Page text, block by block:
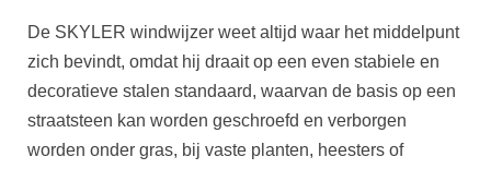
De SKYLER windwijzer weet altijd waar het middelpunt
zich bevindt, omdat hij draait op een even stabiele en
decoratieve stalen standaard, waarvan de basis op een
straatsteen kan worden geschroefd en verborgen
worden onder gras, bij vaste planten, heesters of